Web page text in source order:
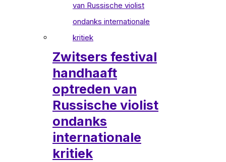
Zwitsers festival
handhaaft
optreden van
Russische violist
ondanks
internationale
kritiek